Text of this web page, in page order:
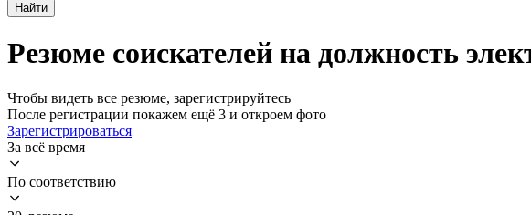
Найти
Резюме соискателей на должность
Чтобы видеть все резюме, зарегистрируйтесь
После регистрации покажем ещё 3 и откроем фото
Зарегистрироваться
За всё время
По соответствию